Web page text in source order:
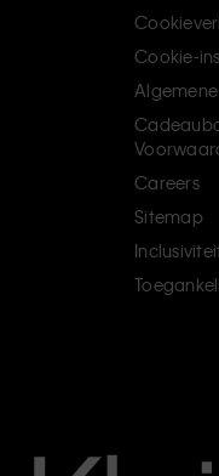
Cookie-
Careers
Sitemap